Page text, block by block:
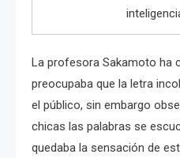
La profesora Sakamoto ha
preocupaba que la letra
el público, sin embargo
chicas las palabras se
quedaba la sensación de